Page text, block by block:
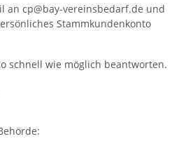
an cp@bay-vereinsbedarf.de und
Stammkundenkonto
schnell wie möglich beantworten.